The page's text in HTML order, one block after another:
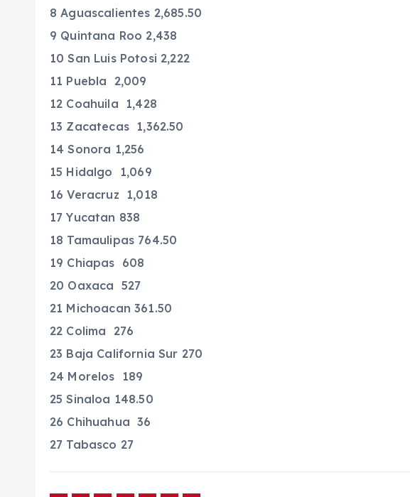
8 Aguascalientes 2,685.50
9 Quintana Roo 2,438
10 San Luis Potosi 2,222
11 Puebla 2,009
12 Coahuila 1,428
13 Zacatecas 1,362.50
14 Sonora 1,256
15 Hidalgo 1,069
16 Veracruz 1,018
17 Yucatan 838
18 Tamaulipas 764.50
19 Chiapas 608
20 Oaxaca 527
21 Michoacan 361.50
22 Colima 276
23 Baja California Sur 270
24 Morelos 189
25 Sinaloa 148.50
26 Chihuahua 36
27 Tabasco 27